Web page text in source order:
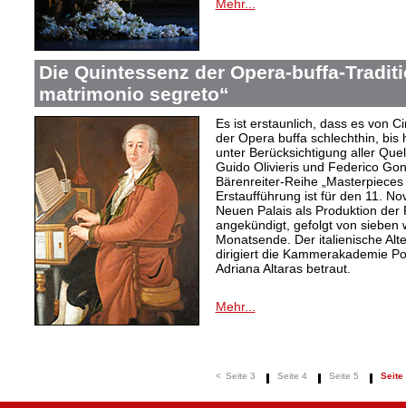
Mehr...
Die Quintessenz der Opera-buffa-
matrimonio segreto“
Es ist erstaunlich, dass es von
der Opera buffa schlechthin, bis
unter Berücksichtigung aller
Guido Olivieris und Federico
Bärenreiter-Reihe
Erstaufführung ist für den 11.
Neuen Palais als Produktion der
angekündigt, gefolgt von sieben
Monatsende. Der italienische
dirigiert die Kammerakademie
Adriana Altaras betraut.
Mehr...
< Seite 3 Seite 4 Seite 5 Seite